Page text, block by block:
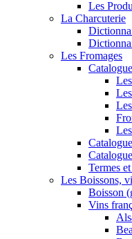
Les
La Charcuterie
Les Fromages
Termes
Les Boissons,
Boisson
Vins